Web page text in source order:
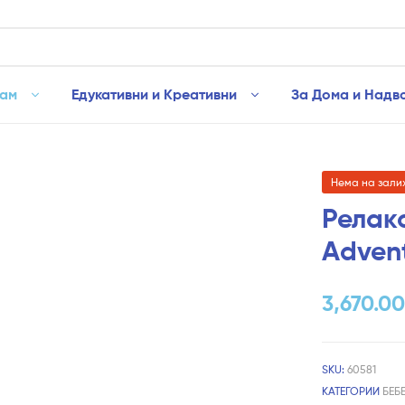
Едукативни и Креативни За Дома и
Нема на
3,670.00
SKU:60581
КАТЕГОРИИ